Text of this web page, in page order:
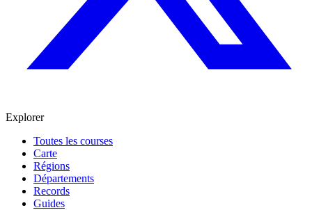
Explorer
Toutes les courses
Carte
Régions
Départements
Records
Guides